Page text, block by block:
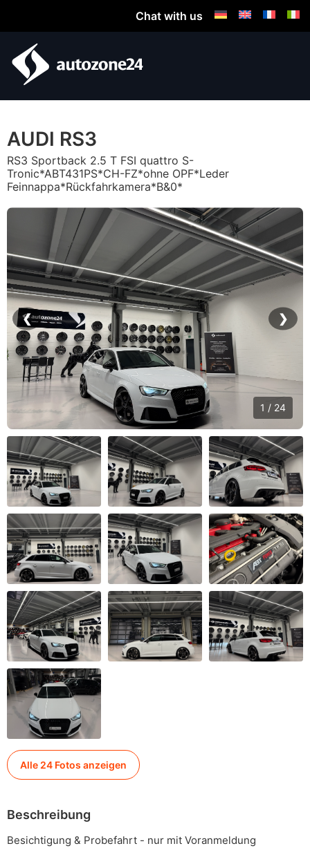
Chat with us
AUDI RS3
RS3 Sportback 2.5 T FSI quattro S-
Tronic*ABT431PS*CH-FZ*ohne OPF*Leder
Feinnappa*Rückfahrkamera*B&0*
❮ ❯
1 / 24
Alle 24 Fotos anzeigen
Beschreibung
Besichtigung & Probefahrt - nur mit Voranmeldung